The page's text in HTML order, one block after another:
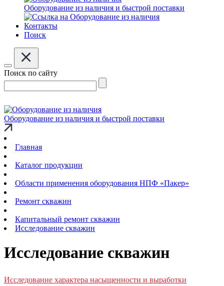
Оборудование из наличия и быстрой поставки
Контакты
Поиск
Поиск по сайту
Оборудование из наличия и быстрой поставки
Главная
Каталог продукции
Области применения оборудования НПФ «Пакер»
Ремонт скважин
Капитальный ремонт скважин
Исследование скважин
Исследование скважин
Исследование характера насыщенности и выработки